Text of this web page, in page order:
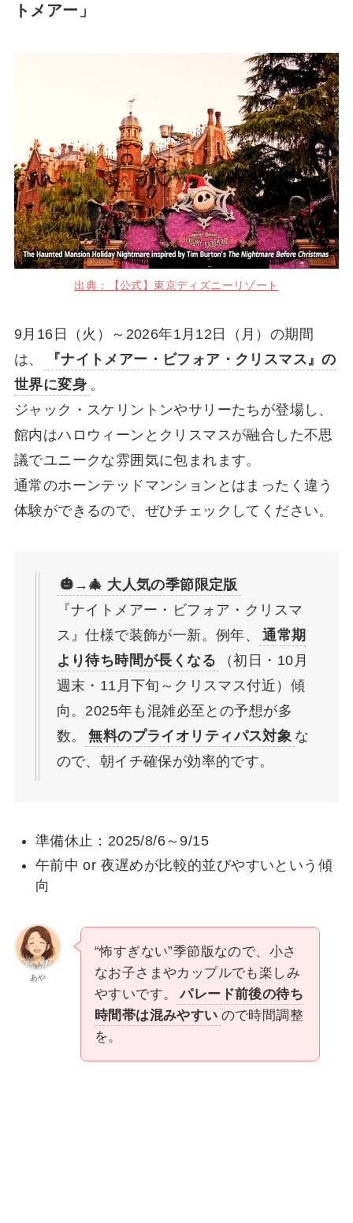
トメアー」
出典：【公式】東京ディズニーリゾート
9月16日（火）～2026年1月12日（月）の期間
は、
『ナイトメアー・ビフォア・クリスマス』の
世界に変身 。
ジャック・スケリントンやサリーたちが登場し、
館内はハロウィーンとクリスマスが融合した不思
議でユニークな雰囲気に包まれます。
通常のホーンテッドマンションとはまったく違う
体験ができるので、ぜひチェックしてください。
🎃→🎄 大人気の季節限定版
『ナイトメアー・ビフォア・クリスマ
ス』仕様で装飾が一新。例年、
通常期
より待ち時間が長くなる
（初日・10月
週末・11月下旬～クリスマス付近）傾
向。2025年も混雑必至との予想が多
数。
無料のプライオリティパス対象 な
ので、朝イチ確保が効率的です。
準備休止：2025/8/6～9/15
午前中 or 夜遅めが比較的並びやすいという傾
向
あや
“怖すぎない”季節版なので、小さ
なお子さまやカップルでも楽しみ
やすいです。
パレード前後の待ち
時間帯は混みやすい ので時間調整
を。